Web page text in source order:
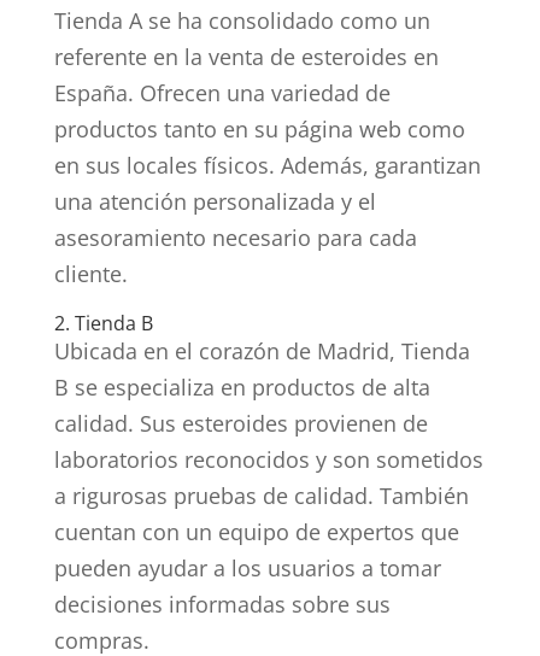
Tienda A se ha consolidado como un
referente en la venta de esteroides en
España. Ofrecen una variedad de
productos tanto en su página web como
en sus locales físicos. Además, garantizan
una atención personalizada y el
asesoramiento necesario para cada
cliente.
2. Tienda B
Ubicada en el corazón de Madrid, Tienda
B se especializa en productos de alta
calidad. Sus esteroides provienen de
laboratorios reconocidos y son sometidos
a rigurosas pruebas de calidad. También
cuentan con un equipo de expertos que
pueden ayudar a los usuarios a tomar
decisiones informadas sobre sus
compras.